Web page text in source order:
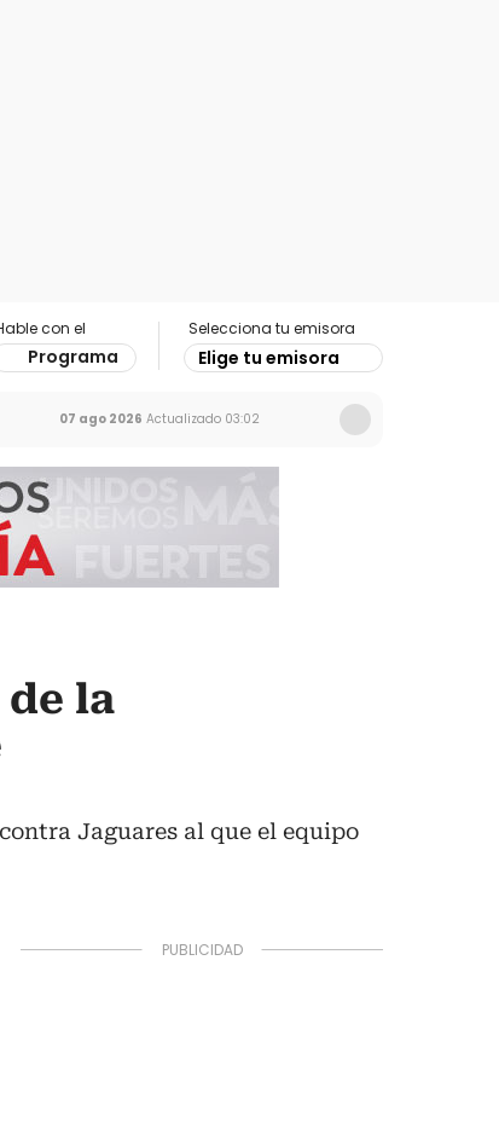
con el
Programa
Selecciona tu emisora
Elige tu emisora
07 ago 2026 Actualizado 03:02
la
Jaguares al que el equipo